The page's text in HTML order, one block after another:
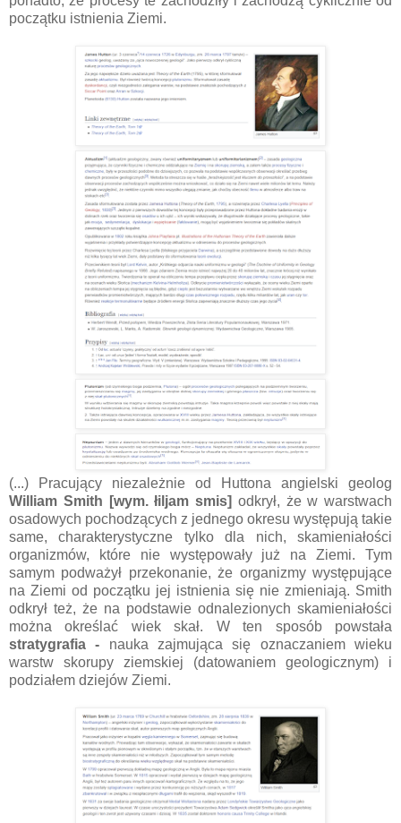
początku istnienia Ziemi.
(...) Pracujący niezależnie od Huttona angielski geolog
William Smith [wym. łiljam smis] odkrył, że w warstwach
osadowych pochodzących z jednego okresu występują takie
same, charakterystyczne tylko dla nich, skamieniałości
organizmów, które nie występowały już na Ziemi. Tym
samym podważył przekonanie, że organizmy występujące
na Ziemi od początku jej istnienia się nie zmieniają. Smith
odkrył też, że na podstawie odnalezionych skamieniałości
można określać wiek skał. W ten sposób powstała
stratygrafia - nauka zajmująca się oznaczaniem wieku
warstw skorupy ziemskiej (datowaniem geologicznym) i
podziałem dziejów Ziemi.